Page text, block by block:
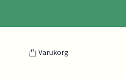
Varukorg